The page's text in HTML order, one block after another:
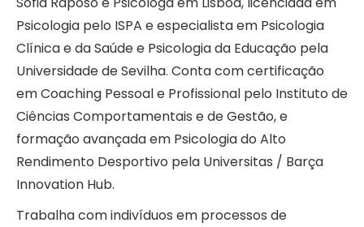
Psicologia pelo ISPA e especialista em Psicologia
Clínica e da Saúde e Psicologia da Educação pela
Universidade de Sevilha. Conta com certificação
em Coaching Pessoal e Profissional pelo Instituto de
Ciências Comportamentais e de Gestão, e
formação avançada em Psicologia do Alto
Rendimento Desportivo pela Universitas / Barça
Innovation Hub.
Trabalha com indivíduos em processos de